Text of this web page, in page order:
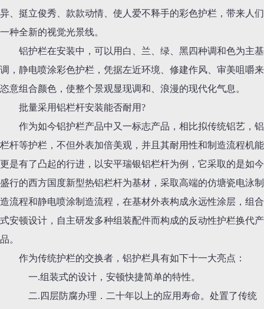
异、挺立俊秀、款款动情、使人爱不释手的彩色护栏，带来人们
一种全新的视觉光景线。
铝护栏在安装中，可以用白、兰、绿、黑四种调和色为主基
调，静电喷涂彩色护栏，凭据左近环境、修建作风、审美咀嚼来
恣意组合颜色，使整个景观显现调和、浪漫的现代化气息。
批量采用铝栏杆安装能否耐用?
作为如今铝护栏产品中又一标志产品，相比拟传统铝艺，铝
栏杆等护栏，不但外表加倍美观，并且其耐用性和制造流程机能
更是有了凸起的行进，以安平瑞银铝栏杆为例，它采取的是如今
盛行的西方国度新型热铝栏杆为基材，采取高端的仿塘瓷电泳制
造流程和静电喷涂制造流程，在基材外表构成永远性涂层，组合
式安顿设计，自主研发多种组装配件而构成的反动性护栏换代产
品。
作为传统护栏的交换者，铝护栏具有如下十一大亮点：
一.组装式的设计，安顿快捷简单的特性。
二.四层防腐办理．二十年以上的应用寿命。处置了传统